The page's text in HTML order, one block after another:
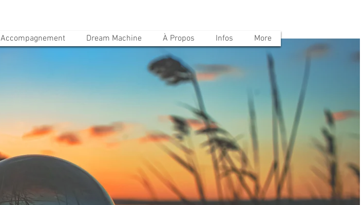
Accompagnement Dream Machine À Propos Infos More